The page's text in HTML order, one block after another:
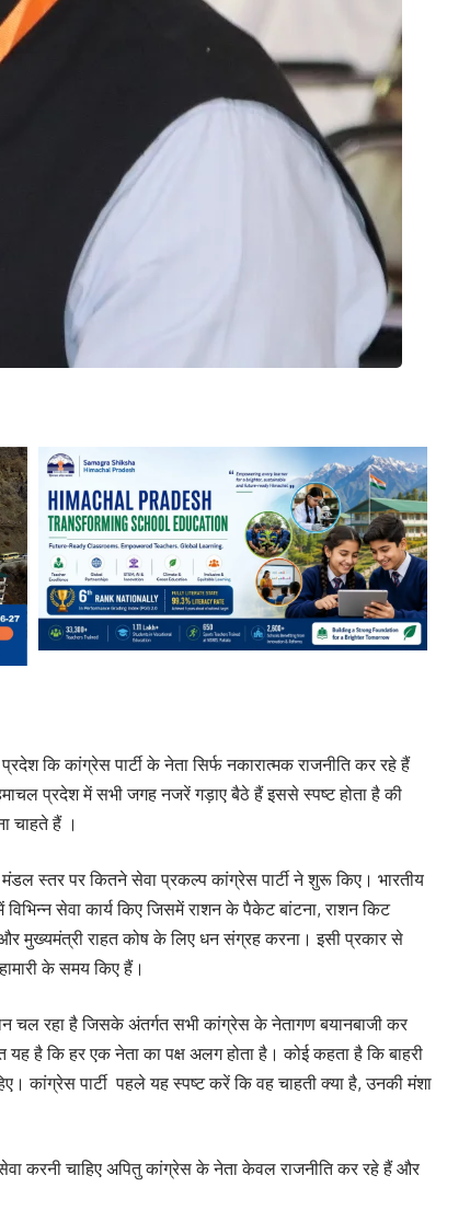
कि कांग्रेस पार्टी के नेता सिर्फ नकारात्मक राजनीति कर रहे हैं
प्रदेश में सभी जगह नजरें गड़ाए बैठे हैं इससे स्पष्ट होता है की
चाहते हैं ।
स्तर पर कितने सेवा प्रकल्प कांग्रेस पार्टी ने शुरू किए। भारतीय
सेवा कार्य किए जिसमें राशन के पैकेट बांटना, राशन किट
मुख्यमंत्री राहत कोष के लिए धन संग्रह करना। इसी प्रकार से
के समय किए हैं।
चल रहा है जिसके अंतर्गत सभी कांग्रेस के नेतागण बयानबाजी कर
है कि हर एक नेता का पक्ष अलग होता है। कोई कहता है कि बाहरी
कांग्रेस पार्टी पहले यह स्पष्ट करें कि वह चाहती क्या है, उनकी मंशा
करनी चाहिए अपितु कांग्रेस के नेता केवल राजनीति कर रहे हैं और